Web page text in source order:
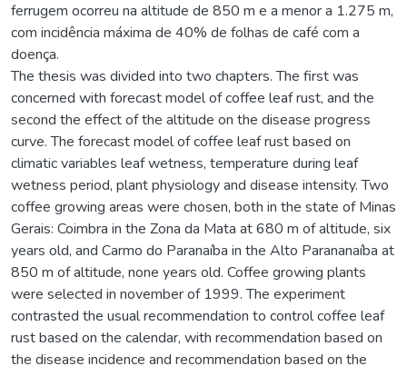
ferrugem ocorreu na altitude de 850 m e a menor a 1.275 m,
com incidência máxima de 40% de folhas de café com a
doença.
The thesis was divided into two chapters. The first was
concerned with forecast model of coffee leaf rust, and the
second the effect of the altitude on the disease progress
curve. The forecast model of coffee leaf rust based on
climatic variables leaf wetness, temperature during leaf
wetness period, plant physiology and disease intensity. Two
coffee growing areas were chosen, both in the state of Minas
Gerais: Coimbra in the Zona da Mata at 680 m of altitude, six
years old, and Carmo do Paranaíba in the Alto Parananaíba at
850 m of altitude, none years old. Coffee growing plants
were selected in november of 1999. The experiment
contrasted the usual recommendation to control coffee leaf
rust based on the calendar, with recommendation based on
the disease incidence and recommendation based on the